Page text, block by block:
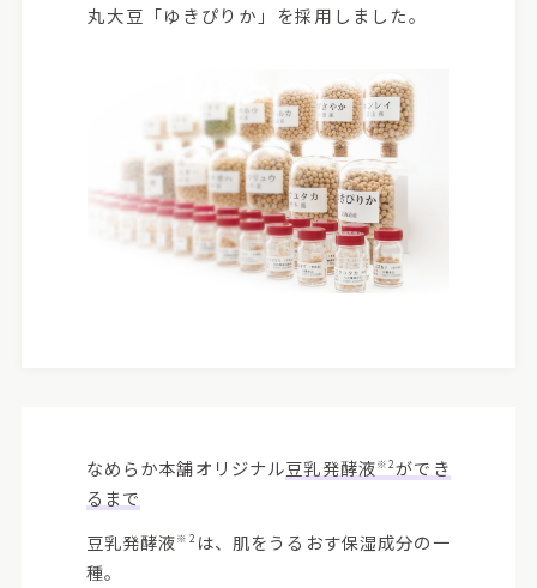
丸大豆「ゆきぴりか」を採用しました。
なめらか本舗オリジナル豆乳発酵液※2ができ
るまで
豆乳発酵液※2 は、肌をうるおす保湿成分の一
種。